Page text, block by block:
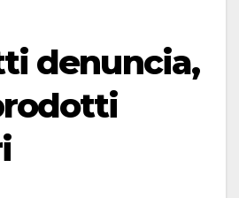
denuncia,